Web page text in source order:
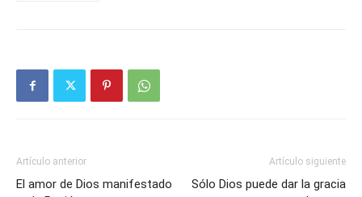
Artículo anterior
El amor de Dios manifestado
Artículo siguiente
Sólo Dios puede dar la gracia